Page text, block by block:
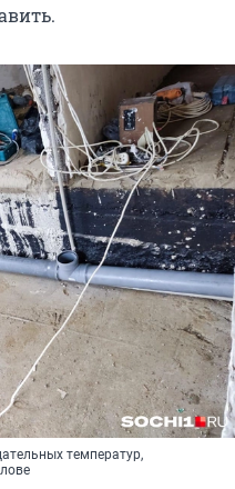
температур,